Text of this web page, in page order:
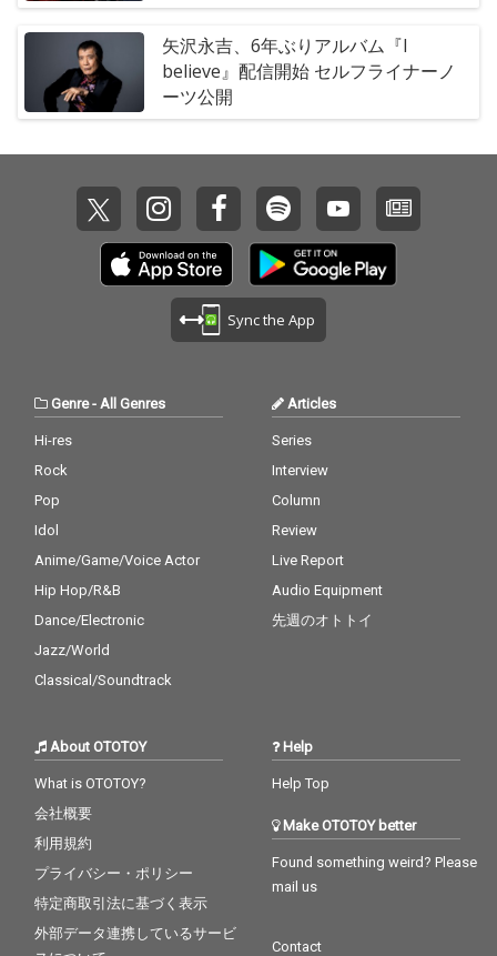
矢沢永吉、6年ぶりアルバム『I
believe』配信開始 セルフライナーノ
ーツ公開
Sync the App
Genre- All Genres
Hi-res
Rock
Pop
Idol
Anime/Game/Voice Actor
Hip Hop/R&B
Dance/Electronic
Jazz/World
Classical/Soundtrack
Articles
Series
Interview
Column
Review
Live Report
Audio Equipment
先週のオトトイ
About OTOTOY
What is OTOTOY?
会社概要
利用規約
プライバシー・ポリシー
特定商取引法に基づく表示
外部データ連携しているサービ
Help
Help Top
Make OTOTOY better
Found something weird? Please
mail us
Contact